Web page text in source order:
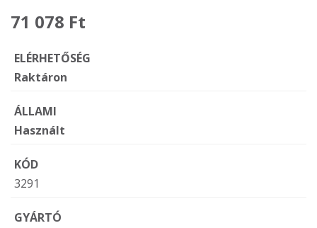
71 078 Ft
ELÉRHETŐSÉG
Raktáron
ÁLLAMI
Használt
KÓD
3291
GYÁRTÓ